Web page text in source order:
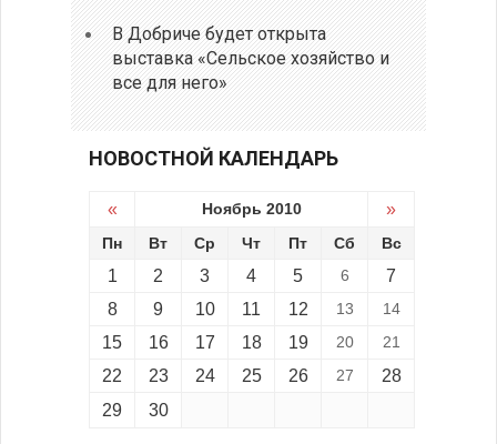
В Добриче будет открыта
выставка «Сельское хозяйство и
все для него»
НОВОСТНОЙ КАЛЕНДАРЬ
« Ноябрь 2010 »
Пн Вт Ср Чт Пт Сб Вс
1 2 3 4 5 6
7
8
9 10 11 12 13 14
15 16 17 18 19 20 21
22 23 24 25 26 27
28
29
30